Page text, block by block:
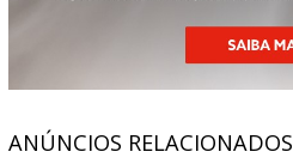
ANÚNCIOS RELACIONADOS